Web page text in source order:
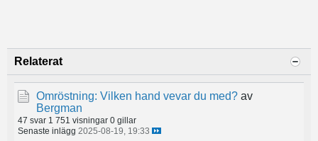
Relaterat
Omröstning: Vilken hand vevar du med? av
Bergman
47 svar 1 751 visningar 0 gillar
Senaste inlägg 2025-08-19, 19:33